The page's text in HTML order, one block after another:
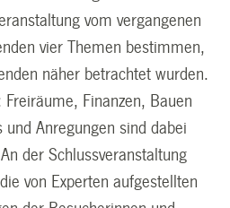
vom vergangenen
vier Themen bestimmen,
näher betrachtet wurden.
Finanzen, Bauen
und Anregungen sind dabei
der Schlussveranstaltung
von Experten aufgestellten